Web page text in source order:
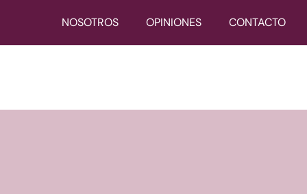
NOSOTROS OPINIONES CONTACTO